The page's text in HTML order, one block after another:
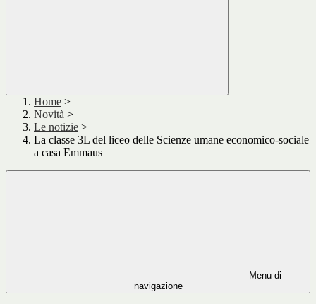
Home >
Novità >
Le notizie >
La classe 3L del liceo delle Scienze umane economico-sociale
a casa Emmaus
Menu di
navigazione